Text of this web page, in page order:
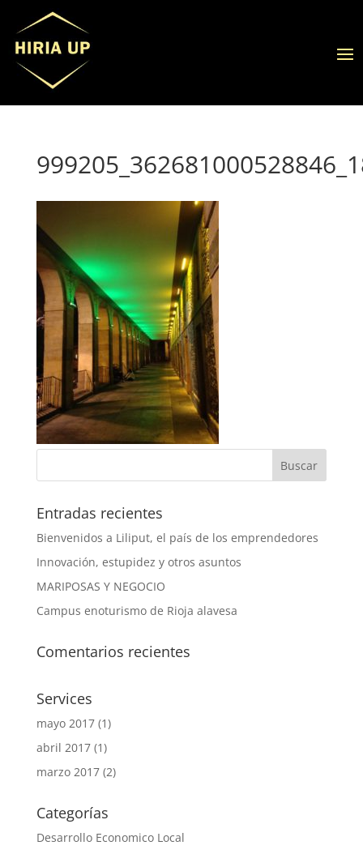
Entradas recientes
Bienvenidos a Liliput, el país de los emprendedores
Innovación, estupidez y otros asuntos
MARIPOSAS Y NEGOCIO
Campus enoturismo de Rioja alavesa
Comentarios recientes
Services
mayo 2017(1)
abril 2017(1)
marzo 2017(2)
Categorías
Desarrollo Economico Local